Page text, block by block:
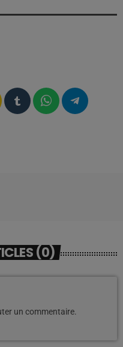
(0)
un commentaire.